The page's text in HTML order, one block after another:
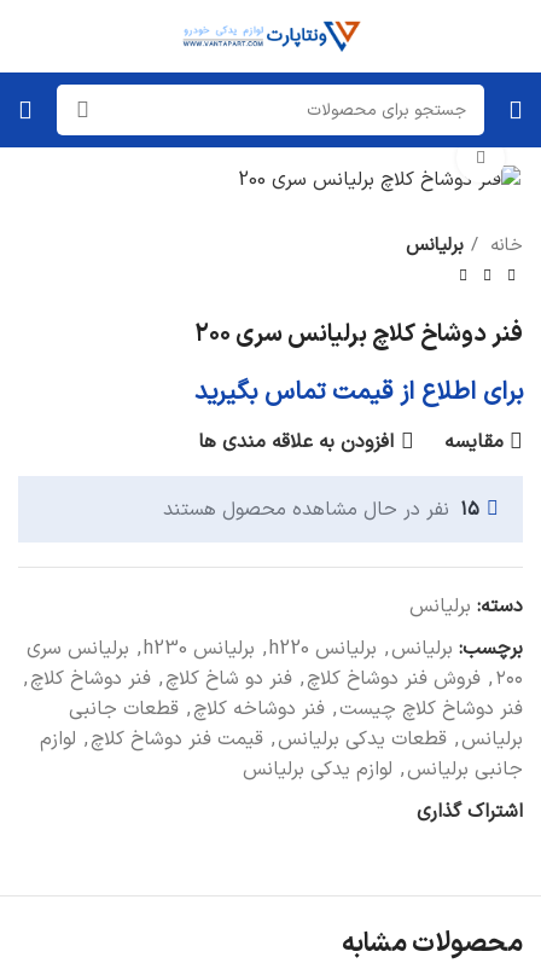
خانه برلیانس
فنر دوشاخ کلاچ برلیانس سری ۲۰۰
برای اطلاع از قیمت تماس بگیرید
مقایسه افزودن به علاقه مندی ها
۱۵ نفر در حال مشاهده محصول هستند
دسته: برلیانس
برچسب: برلیانس, برلیانس h220 , برلیانس h230 , برلیانس سری
۲۰۰, فروش فنر دوشاخ کلاچ, فنر دو شاخ کلاچ, فنر دوشاخ کلاچ,
فنر دوشاخ کلاچ چیست, فنر دوشاخه کلاچ, قطعات جانبی
برلیانس, قطعات یدکی برلیانس, قیمت فنر دوشاخ کلاچ, لوازم
جانبی برلیانس, لوازم یدکی برلیانس
اشتراک گذاری
محصولات مشابه